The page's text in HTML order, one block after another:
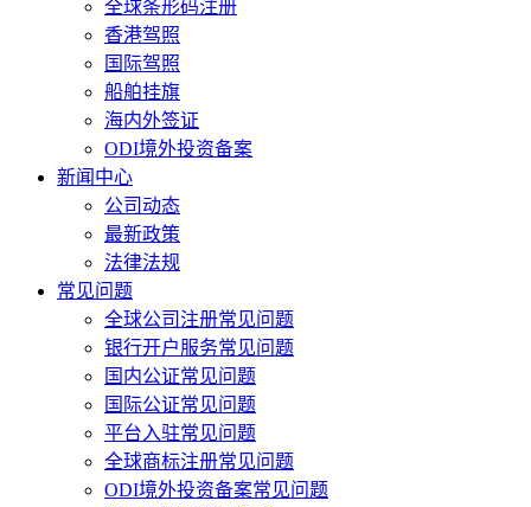
全球条形码注册
香港驾照
国际驾照
船舶挂旗
海内外签证
ODI境外投资备案
新闻中心
公司动态
最新政策
法律法规
常见问题
全球公司注册常见问题
银行开户服务常见问题
国内公证常见问题
国际公证常见问题
平台入驻常见问题
全球商标注册常见问题
ODI境外投资备案常见问题